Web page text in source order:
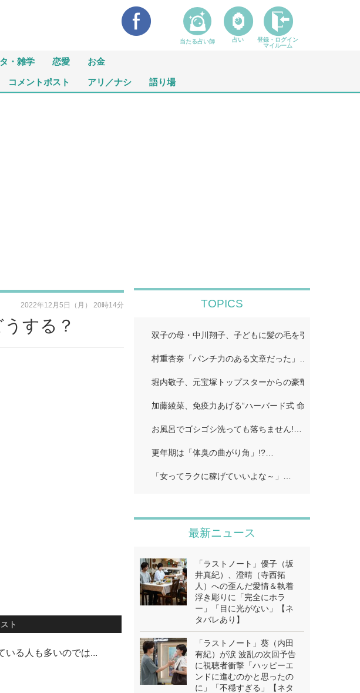
・雑学 恋愛 お金
コメントポスト アリ／ナシ 語り場
する？
2022年12月5日（月） 20時14分
ト
いる人も多いのでは...
TOPICS
双子の母・中川翔子、子どもに髪の毛を引っ張られ困
村重杏奈「パンチ力のある文章だった」…
堀内敬子、元宝塚トップスターからの豪華差し入れ披
加藤綾菜、免疫力あげる“ハーバード式 命の野菜スー
お風呂でゴシゴシ洗っても落ちません!…
更年期は「体臭の曲がり角」!?…
「女ってラクに稼げていいよな～」…
最新ニュース
「ラストノート」優子（坂
井真紀）、澄晴（寺西拓
人）への歪んだ愛情＆執着
浮き彫りに「完全にホラ
ー」「目に光がない」【ネ
タバレあり】
「ラストノート」葵（内田
有紀）が涙 波乱の次回予告
に視聴者衝撃「ハッピーエ
ンドに進むのかと思ったの
に」「不穏すぎる」【ネタ
当たる占い師 占い
登録・ログイン
マイルーム